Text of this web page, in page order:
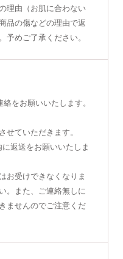
理由（お肌に合わない
品の傷などの理由で返
予めご了承ください。
をお願いいたします。
せていただきます。
返送をお願いいたしま
お受けできなくなりま
。また、ご連絡無しに
ませんのでご注意くだ